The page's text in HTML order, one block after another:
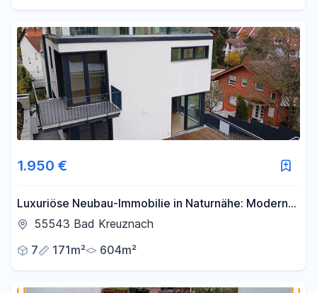
1.950 €
Luxuriöse Neubau-Immobilie in Naturnähe: Modern,
lichtdurchflutet und vielseitig
55543 Bad Kreuznach
7
171m² 604m²